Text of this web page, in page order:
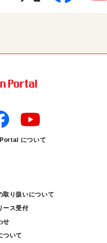
について
取り扱いについて
ース受付
せ
ついて